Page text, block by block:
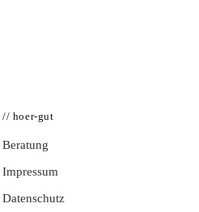
// hoer-gut
Beratung
Impressum
Datenschutz